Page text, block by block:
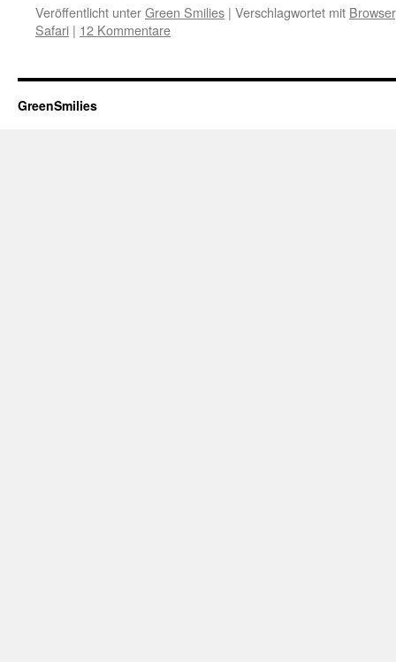
Veröffentlicht unterGreen Smilies | Verschlagwortet mit Browser
Safari | 12 Kommentare
GreenSmilies